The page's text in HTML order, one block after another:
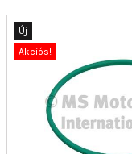
Új
Akciós!